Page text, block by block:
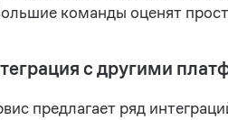
команды оценят
с другими
предлагает ряд